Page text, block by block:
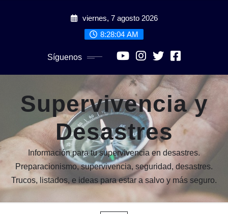
viernes, 7 agosto 2026
8:28:05 AM
Síguenos
Supervivencia y
Desastres
Información para tu supervivencia en desastres.
Preparacionismo, supervivencia, seguridad, desastres.
Trucos, listados, e ideas para estar a salvo y más seguro.